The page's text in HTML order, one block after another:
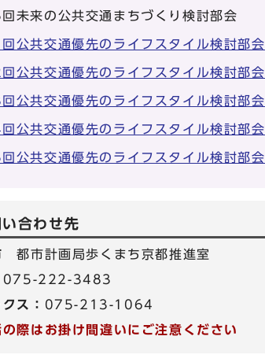
未来の公共交通まちづくり検討部会
公共交通優先のライフスタイル検討部会
公共交通優先のライフスタイル検討部会
公共交通優先のライフスタイル検討部会
公共交通優先のライフスタイル検討部会
公共交通優先のライフスタイル検討部会
い合わせ先
都市計画局歩くまち京都推進室
075-222-3483
ス： 075-213-1064
の際はお掛け間違いにご注意ください